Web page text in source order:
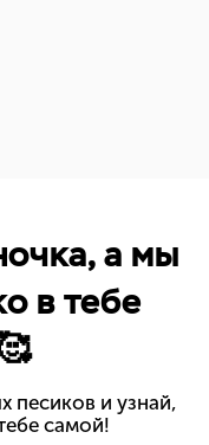
а мы
в тебе
песиков и узнай,
самой!